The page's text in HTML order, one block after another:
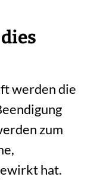
werden die
zum
hat.